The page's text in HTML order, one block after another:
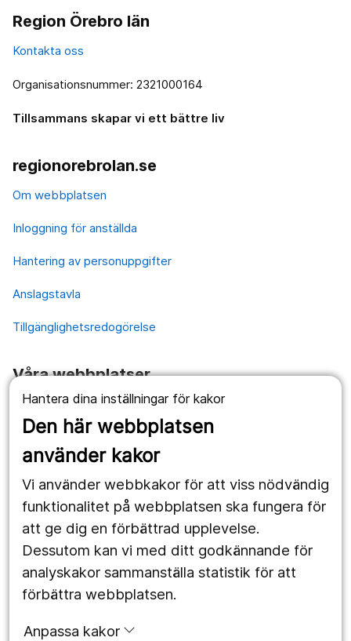
Hantera dina inställningar för kakor
Den här webbplatsen
använder kakor
Vi använder webbkakor för att viss nödvändig
funktionalitet på webbplatsen ska fungera för
att ge dig en förbättrad upplevelse.
Dessutom kan vi med ditt godkännande för
analyskakor sammanställa statistik för att
förbättra webbplatsen.
Anpassa kakor
Region Örebro län
Kontakta oss
Organisationsnummer: 2321000164
Tillsammans skapar vi ett bättre liv
regionorebrolan.se
Om webbplatsen
Inloggning för anställda
Hantering av personuppgifter
Anslagstavla
Tillgänglighetsredogörelse
Våra webbplatser
1177.se
Länstrafiken
Utveckling
Följ oss
Facebook